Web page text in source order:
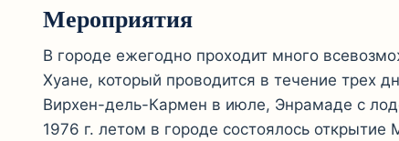
Мероприятия
В городе ежегодно проходит много
Хуане, который проводится в течение трех
Вирхен-дель-Кармен в июле, Энрамаде с
1976 г. летом в городе состоялось